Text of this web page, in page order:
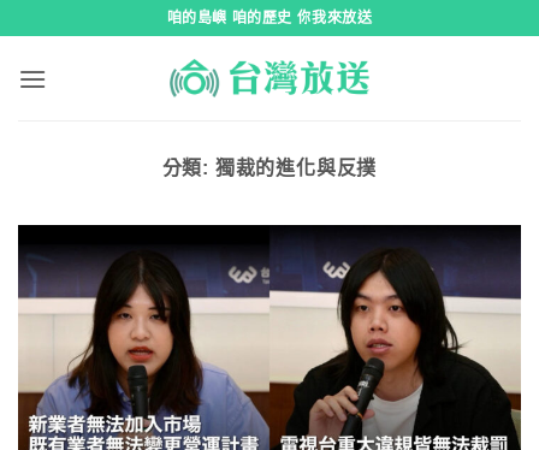
咱的島嶼 咱的歷史 你我來放送
分類: 獨裁的進化與反撲